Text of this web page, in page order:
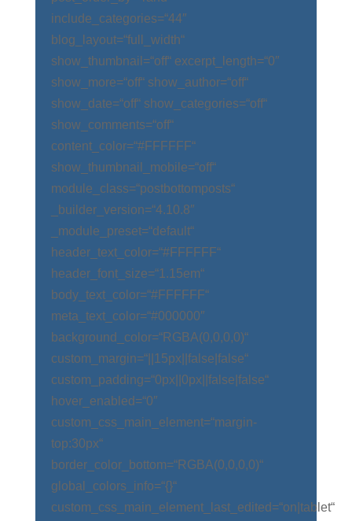
include_categories=“44″
blog_layout=“full_width“
show_thumbnail=“off“ excerpt_length=“0″
show_more=“off“ show_author=“off“
show_date=“off“ show_categories=“off“
show_comments=“off“
content_color=“#FFFFFF“
show_thumbnail_mobile=“off“
module_class=“postbottomposts“
_builder_version=“4.10.8″
_module_preset=“default“
header_text_color=“#FFFFFF“
header_font_size=“1.15em“
body_text_color=“#FFFFFF“
meta_text_color=“#000000″
background_color=“RGBA(0,0,0,0)“
custom_margin=“||15px||false|false“
custom_padding=“0px||0px||false|false“
hover_enabled=“0″
custom_css_main_element=“margin-
top:30px“
border_color_bottom=“RGBA(0,0,0,0)“
global_colors_info=“{}“
custom_css_main_element_last_edited=“on|tablet“